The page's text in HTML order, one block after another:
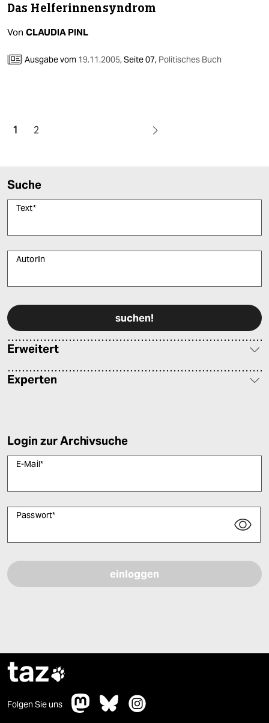
Das Helferinnensyndrom
Von CLAUDIA PINL
Ausgabe vom 19.11.2005,Seite 07, Politisches Buch
1 2
Suche
Text*
AutorIn
Erweitert
Experten
Login zur Archivsuche
E-Mail*
Passwort*
taz
Folgen Sie uns